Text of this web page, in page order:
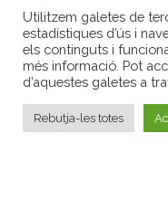
COPYRIGHT
DE TREBALL
Utilitzem galetes de
estadístiques d’ús i
els continguts i
més informació. Pot
d’aquestes galetes a
Rebutja-les totes